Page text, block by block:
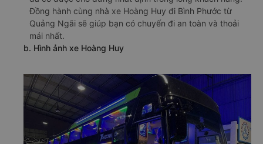
Đồng hành cùng nhà xe Hoàng Huy đi Bình Phước từ
Quảng Ngãi sẽ giúp bạn có chuyến đi an toàn và thoải
mái nhất.
b. Hình ảnh xe Hoàng Huy